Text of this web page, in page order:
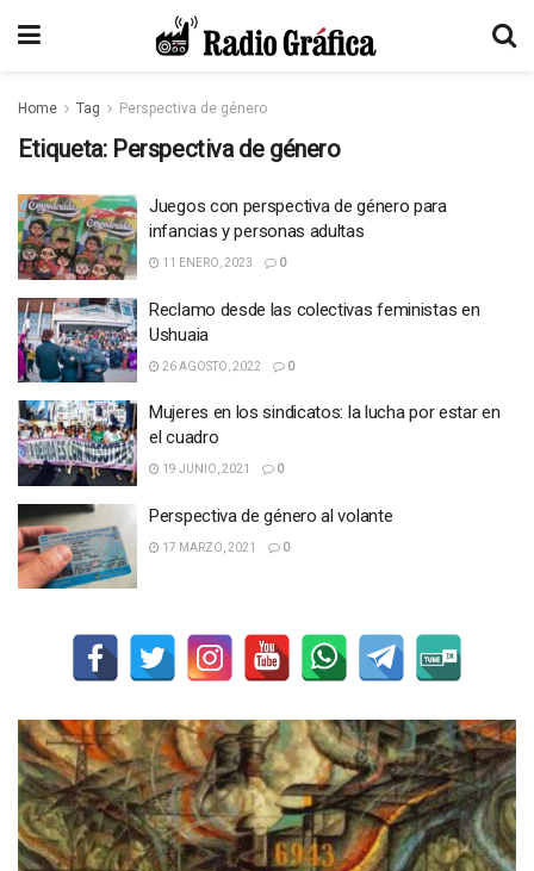
Home Tag Perspectiva de género
Etiqueta: Perspectiva de género
Juegos con perspectiva de género para
infancias y personas adultas
11 ENERO, 2023 0
Reclamo desde las colectivas feministas en
Ushuaia
26 AGOSTO, 2022 0
Mujeres en los sindicatos: la lucha por estar en
el cuadro
19 JUNIO, 2021 0
Perspectiva de género al volante
17 MARZO, 2021 0